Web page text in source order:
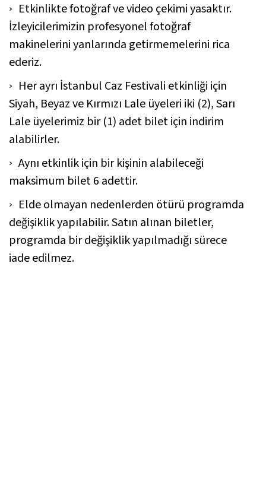
Etkinlikte fotoğraf ve video çekimi yasaktır.
İzleyicilerimizin profesyonel fotoğraf
makinelerini yanlarında getirmemelerini rica
ederiz.
Her ayrı İstanbul Caz Festivali etkinliği için
Siyah, Beyaz ve Kırmızı Lale üyeleri iki (2), Sarı
Lale üyelerimiz bir (1) adet bilet için indirim
alabilirler.
Aynı etkinlik için bir kişinin alabileceği
maksimum bilet 6 adettir.
Elde olmayan nedenlerden ötürü programda
değişiklik yapılabilir. Satın alınan biletler,
programda bir değişiklik yapılmadığı sürece
iade edilmez.